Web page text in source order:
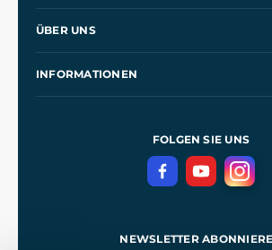
Kontakt
ÜBER UNS
INFORMATIONEN
DatenschutzerklärungFOLGEN SIE UNS
NEWSLETTER